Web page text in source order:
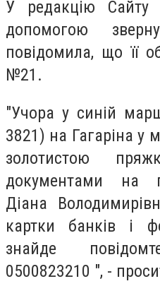
У редакцію Сайту
допомогою
повідомила, що її
№21.
"Учора у синій
3821) на Гагаріна у
золотистою
документами на
Діана
картки банків і
знайде
0500823210 ", -